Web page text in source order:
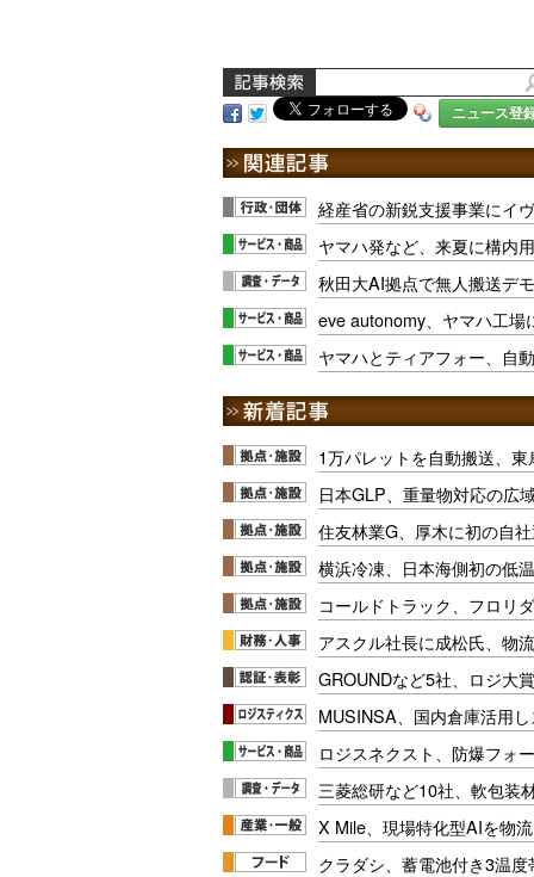
ニュース登
経産省の新鋭支援事業にイ
ヤマハ発など、来夏に構内
秋田大AI拠点で無人搬送デ
eve autonomy、ヤマハ工場
ヤマハとティアフォー、自
1万パレットを自動搬送、
日本GLP、重量物対応の広
住友林業G、厚木に初の自
横浜冷凍、日本海側初の低
コールドトラック、フロリ
アスクル社長に成松氏、物
GROUNDなど5社、ロジ大
MUSINSA、国内倉庫活用
ロジスネクスト、防爆フォ
三菱総研など10社、軟包装
X Mile、現場特化型AIを物
クラダシ、蓄電池付き3温